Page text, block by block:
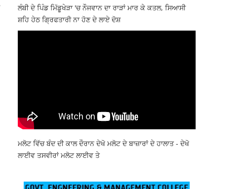
ਲੰਬੀ ਦੇ ਪਿੰਡ ਮਿੱਡੂਖੇੜਾ 'ਚ ਨੌਜਵਾਨ ਦਾ ਰਾੜਾਂ ਮਾਰ ਕੇ ਕਤਲ, ਸਿਆਸੀ
ਸ਼ਹਿ ਹੇਠ ਗ੍ਰਿਫਤਾਰੀ ਨਾ ਹੋਣ ਦੇ ਲਾਏ ਦੋਸ਼
ਮਲੋਟ ਵਿੱਚ ਬੰਦ ਦੀ ਕਾਲ ਦੌਰਾਨ ਦੇਖੋ ਮਲੋਟ ਦੇ ਬਾਜ਼ਾਰਾਂ ਦੇ ਹਾਲਾਤ - ਦੇਖੋ
ਲਾਈਵ ਤਸਵੀਰਾਂ ਮਲੋਟ ਲਾਈਵ ਤੇ